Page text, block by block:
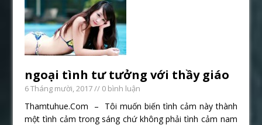
ngoại tình tư tưởng với thầy giáo
6 Tháng mười, 2017// 0 bình luận
Thamtuhue.Com – Tôi muốn biến tình cảm này thành
một tình cảm trong sáng chứ không phải tình cảm nam